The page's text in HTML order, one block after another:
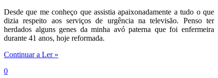
Desde que me conheço que assistia apaixonadamente a tudo o que
dizia respeito aos serviços de urgência na televisão. Penso ter
herdados alguns genes da minha avó paterna que foi enfermeira
durante 41 anos, hoje reformada.
Continuar a Ler »
0